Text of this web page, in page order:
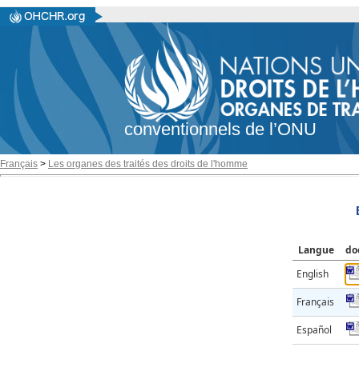
conventionnels de l’ONU
Français > Les organes des traités des droits de l'homme
Langue
English
Français
Español